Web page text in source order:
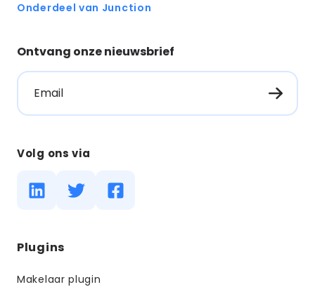
Onderdeel van Junction
Ontvang onze nieuwsbrief
Email
Volg ons via
Diensten
Plugins
Makelaar plugin